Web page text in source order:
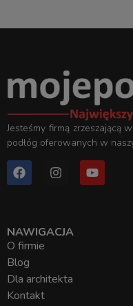
Jesteśmy firmą zrzeszającą
podłóg oferowanych w
NAWIGACJA
O firmie
Blog
Dla architekta
Kontakt